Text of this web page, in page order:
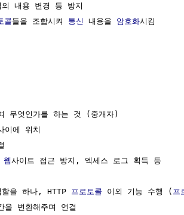
내용 변경 등 방지
콜들을 조합시켜 통신 내용을 암호화시킴
무엇인가를 하는 것 (중개자)
이에 위치
웹사이트 접근 방지, 엑세스 로그 획득 등
을 하나, HTTP 프로토콜 이외 기능 수행 ( 프
을 변환해주며 연결